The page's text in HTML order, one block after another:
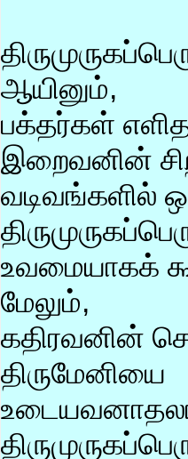
ஆயினும்,
பக்தர்கள்
இறைவனின்
வடிவங்களில்
உவமையாகக்
மேலும்,
கதிரவனின்
திருமேனியை